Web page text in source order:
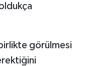
görülmesi